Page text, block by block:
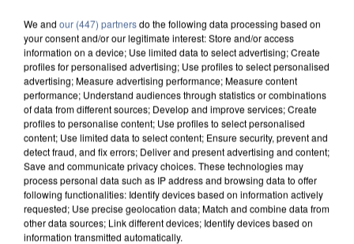
We and our (447) partnersdo the following data processing based on
your consent and/or our legitimate interest: Store and/or access
information on a device; Use limited data to select advertising; Create
profiles for personalised advertising; Use profiles to select personalised
advertising; Measure advertising performance; Measure content
performance; Understand audiences through statistics or combinations
of data from different sources; Develop and improve services; Create
profiles to personalise content; Use profiles to select personalised
content; Use limited data to select content; Ensure security, prevent and
detect fraud, and fix errors; Deliver and present advertising and content;
Save and communicate privacy choices. These technologies may
process personal data such as IP address and browsing data to offer
following functionalities: Identify devices based on information actively
requested; Use precise geolocation data; Match and combine data from
other data sources; Link different devices; Identify devices based on
information transmitted automatically.